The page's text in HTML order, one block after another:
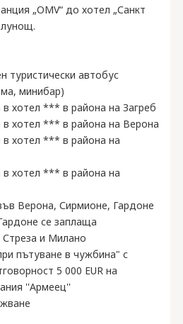
„OMV“ до хотел „Санкт
туристически автобус
минибар)
в хотел *** в района нa Загреб
в хотел *** в района на Верона
в хотел *** в района на
в хотел *** в района на
Верона, Сирмионе, Гардоне
се заплаща
и Милано
пътуване в чужбина" с
5 000 EUR на
''Армеец''